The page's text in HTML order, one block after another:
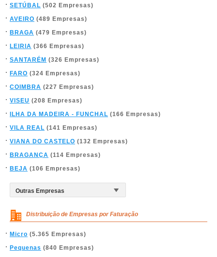
SETÚBAL (502 Empresas)
AVEIRO (489 Empresas)
BRAGA (479 Empresas)
LEIRIA (366 Empresas)
SANTARÉM (326 Empresas)
FARO (324 Empresas)
COIMBRA (227 Empresas)
VISEU (208 Empresas)
ILHA DA MADEIRA - FUNCHAL (166 Empresas)
VILA REAL (141 Empresas)
VIANA DO CASTELO (132 Empresas)
BRAGANÇA (114 Empresas)
BEJA (106 Empresas)
Distribuição de Empresas por Faturação
Micro (5.365 Empresas)
Pequenas (840 Empresas)